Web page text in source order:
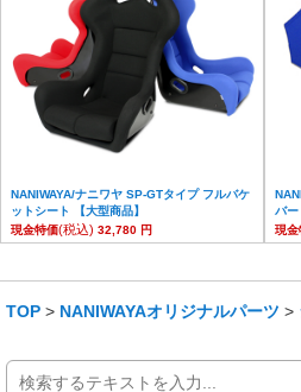
NANIWAYA/ナニワヤ SP-GTタイプ フルバケ
ットシート 【大型商品】
現金特価(税込) 32,780 円
バー
現金
TOP > NANIWAYAオリジナルパーツ >